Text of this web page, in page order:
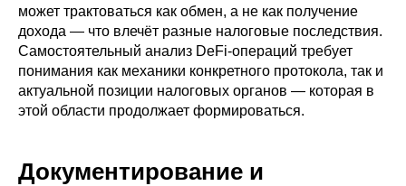
может трактоваться как обмен, а не как получение
дохода — что влечёт разные налоговые последствия.
Самостоятельный анализ DeFi-операций требует
понимания как механики конкретного протокола, так и
актуальной позиции налоговых органов — которая в
этой области продолжает формироваться.
Документирование и